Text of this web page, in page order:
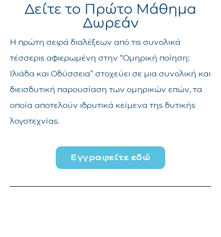
Δείτε το Πρώτο Μάθημα
Δωρεάν
Η πρώτη σειρά διαλέξεων από τις συνολικά
τέσσερις αφιερωμένη στην “Ομηρική ποίηση:
Ιλιάδα και Οδύσσεια” στοχεύει σε μια συνολική και
διεισδυτική παρουσίαση των ομηρικών επών, τα
οποία αποτελούν ιδρυτικά κείμενα της δυτικής
λογοτεχνίας.
Εγγραφείτε εδώ